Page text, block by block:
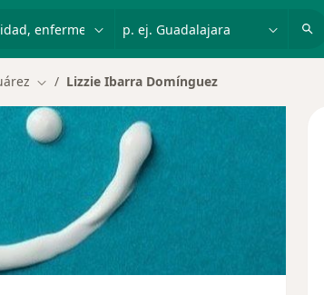
Cambiar de ciudad
Lizzie Ibarra Domínguez